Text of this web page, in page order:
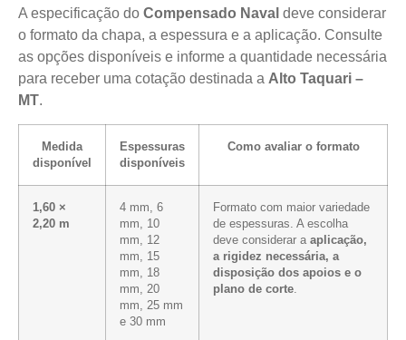
A especificação do Compensado Naval deve considerar
o formato da chapa, a espessura e a aplicação. Consulte
as opções disponíveis e informe a quantidade necessária
para receber uma cotação destinada a Alto Taquari –
MT.
Medida
disponível
Espessuras
disponíveis
Como avaliar o formato
1,60 ×
2,20 m
4 mm, 6
mm, 10
mm, 12
mm, 15
mm, 18
mm, 20
mm, 25 mm
e 30 mm
Formato com maior variedade
de espessuras. A escolha
deve considerar a aplicação,
a rigidez necessária, a
disposição dos apoios e o
plano de corte.